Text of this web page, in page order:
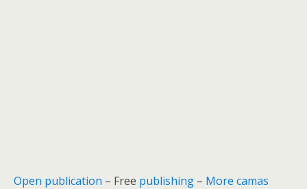
Open publication – Free publishing – More camas